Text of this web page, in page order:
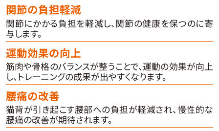
関節の負担軽減
関節にかかる負担を軽減し、関節の健康を保つのに寄
与します。
運動効果の向上
筋肉や骨格のバランスが整うことで、運動の効果が向上
し、トレーニングの成果が出やすくなります。
腰痛の改善
猫背が引き起こす腰部への負担が軽減され、慢性的な
腰痛の改善が期待されます。